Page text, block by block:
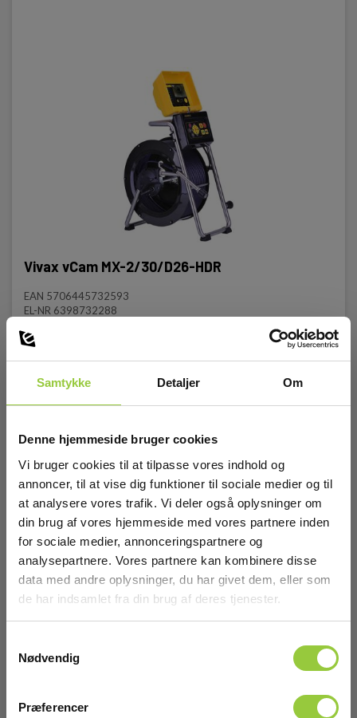
Samtykke Detaljer Om
Denne hjemmeside bruger cookies
Vi bruger cookies til at tilpasse vores indhold og
annoncer, til at vise dig funktioner til sociale medier og til
at analysere vores trafik. Vi deler også oplysninger om
din brug af vores hjemmeside med vores partnere inden
for sociale medier, annonceringspartnere og
analysepartnere. Vores partnere kan kombinere disse
data med andre oplysninger, du har givet dem, eller som
de har indsamlet fra din brug af deres tjenester.
Nødvendig
Præferencer
Vivax vCam MX-2/30/D26-HDR
EAN 5706445732593
EL-NR 6398732288
43.195,00 DKK Excl. moms